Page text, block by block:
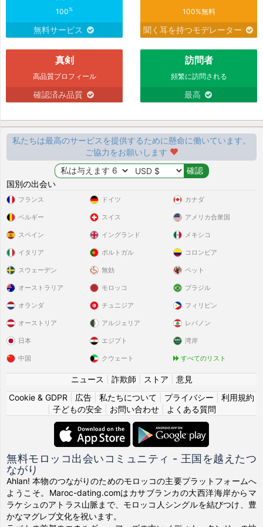
100%
無料サービス
100%無料
聞く耳を持つモデレーター
真剣
高品質プロフィール
確認済み品質
訪問者
頻繁に訪問される
最高
私たちは最高のサービスを提供するために懸命に働いています。
ご協力をお願いします
国別の出会い
フランス
ベルギー
スペイン
イタリア
スウェーデン
ドイツ
スイス
イングランド
ポルトガル
無効
カナダ
アメリカ合衆国
メキシコ
コロンビア
ペット
オーストラリア
オランダ
オーストリア
日本
中国
モロッコ
チュニジア
アルジェリア
エジプト
クウェート
ブラジル
フィリピン
レバノン
湾岸
すべてのリスト
ニュース 詐欺師 ストア
意見
Cookie & GDPR
広告 私たちについて プライバシー
利用規約
子どもの安全| お問い合わせ| よくある質問
無料モロッコ出会いコミュニティ - 王国を越えたつ
ながり
Ahlan! 本物のつながりのためのモロッコの主要プラットフォームへ
ようこそ。Maroc-dating.comはカサブランカの大西洋海岸からマ
ラケシュのアトラス山脈まで、モロッコ人シングルを結びつけ、豊
かなマグレブ文化を祝います。